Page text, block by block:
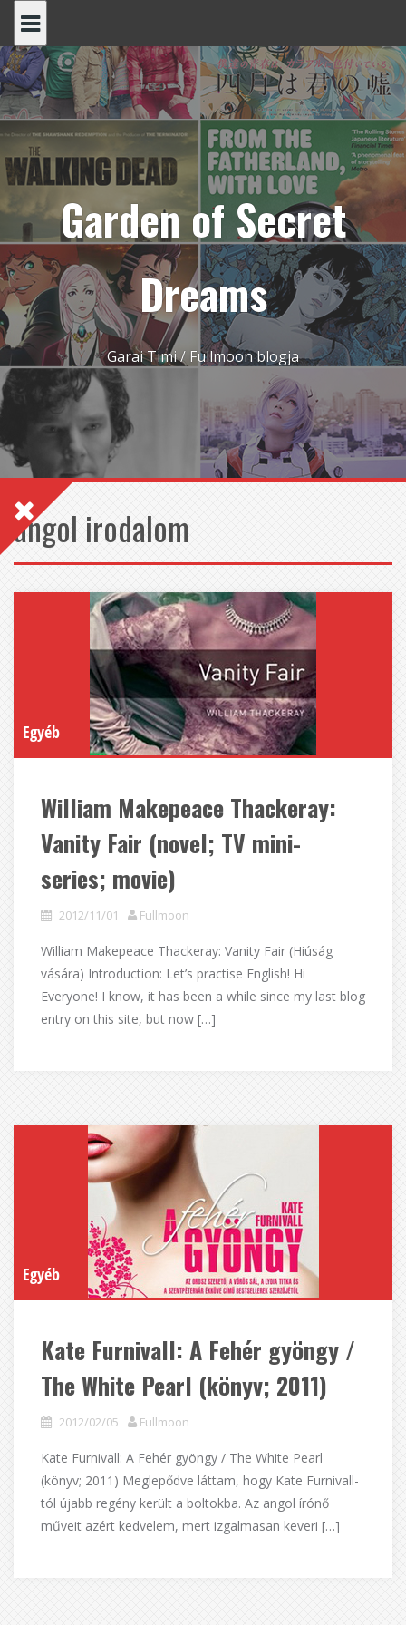
content
Garden of Secret
Dreams
Garai Timi / Fullmoon blogja
angol irodalom
Egyéb
William Makepeace Thackeray:
Vanity Fair (novel; TV mini-
series; movie)
2012/11/01 Fullmoon
William Makepeace Thackeray: Vanity Fair (Hiúság
vására) Introduction: Let’s practise English! Hi
Everyone! I know, it has been a while since my last blog
entry on this site, but now […]
Egyéb
Kate Furnivall: A Fehér gyöngy /
The White Pearl (könyv; 2011)
2012/02/05 Fullmoon
Kate Furnivall: A Fehér gyöngy / The White Pearl
(könyv; 2011) Meglepődve láttam, hogy Kate Furnivall-
tól újabb regény került a boltokba. Az angol írónő
műveit azért kedvelem, mert izgalmasan keveri […]